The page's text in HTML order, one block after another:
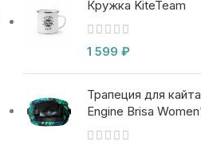
Кружка KiteTeam
1 599 ₽
Трапеция для
Engine Brisa